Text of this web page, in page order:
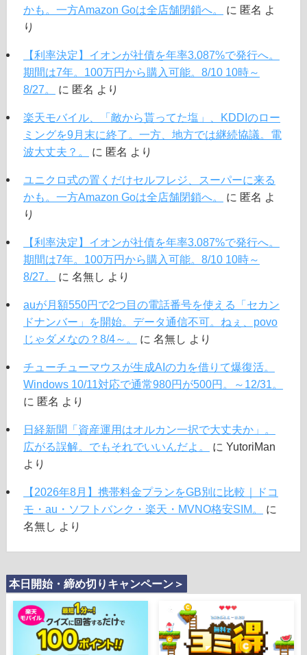
かも。一方Amazon Goは全店舗閉鎖へ。 に 匿名 よ
り
【利率決定】イオンが社債を年率3.087%で発行へ。
期間は7年。100万円から購入可能。8/10 10時～
8/27。
に 匿名 より
楽天モバイル、「敵から貰ってた塩」、KDDIのロー
ミングを9月末に終了。一方、地方では継続協議。電
波大丈夫？。
に 匿名 より
ユニクロ式の置くだけセルフレジ、スーパーに来る
かも。一方Amazon Goは全店舗閉鎖へ。
に 匿名 よ
り
【利率決定】イオンが社債を年率3.087%で発行へ。
期間は7年。100万円から購入可能。8/10 10時～
8/27。
に 名無し より
auが月額550円で2つ目の電話番号を使える「セカン
ドナンバー」を開始。データ通信不可。ねぇ、povo
じゃダメなの？8/4～。
に 名無し より
チューチューマウスが生成AIの力を借りて爆復活。
Windows 10/11対応で通常980円が500円。～12/31。
に 匿名 より
日経新聞「資産運用はオルカン一択で大丈夫か」。
広がる誤解。でもそれでいいんだよ。
に YutoriMan
より
【2026年8月】携帯料金プランをGB別に比較｜ドコ
モ・au・ソフトバンク・楽天・MVNO格安SIM。
に
名無し より
本日開始・締め切りキャンペーン＞